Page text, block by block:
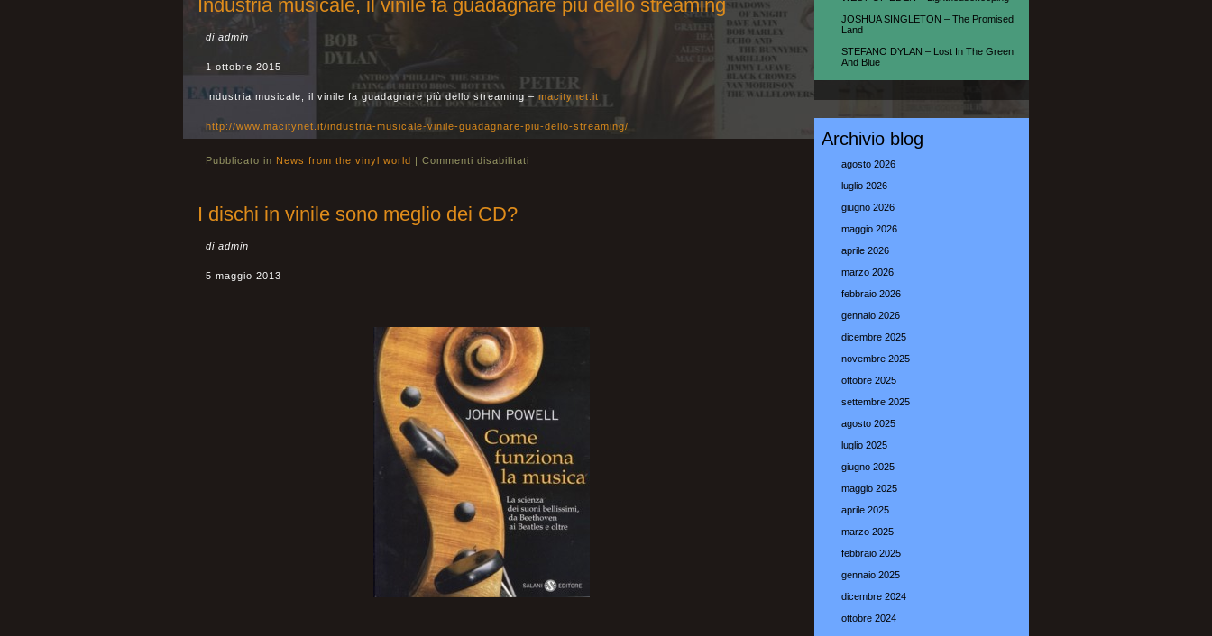
Industria musicale, il vinile fa guadagnare più dello streaming
di admin
1 ottobre 2015
Industria musicale, il vinile fa guadagnare più dello streaming – macitynet.it
http://www.macitynet.it/industria-musicale-vinile-guadagnare-piu-dello-streaming/
Pubblicato in News from the vinyl world | Commenti disabilitati
I dischi in vinile sono meglio dei CD?
di admin
5 maggio 2013
JOSHUA SINGLETON – The Promised
Land
STEFANO DYLAN – Lost In The Green
And Blue
Archivio blog
agosto 2026
luglio 2026
giugno 2026
maggio 2026
aprile 2026
marzo 2026
febbraio 2026
gennaio 2026
dicembre 2025
novembre 2025
ottobre 2025
settembre 2025
agosto 2025
luglio 2025
giugno 2025
maggio 2025
aprile 2025
marzo 2025
febbraio 2025
gennaio 2025
dicembre 2024
ottobre 2024